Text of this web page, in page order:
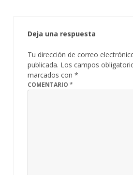
Deja una respuesta
Tu dirección de correo
publicada. Los campos
marcados con *
COMENTARIO *